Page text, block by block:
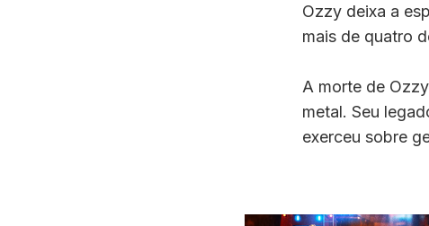
Ozzy deixa a
mais de quatro
A morte de
metal. Seu
exerceu sobre